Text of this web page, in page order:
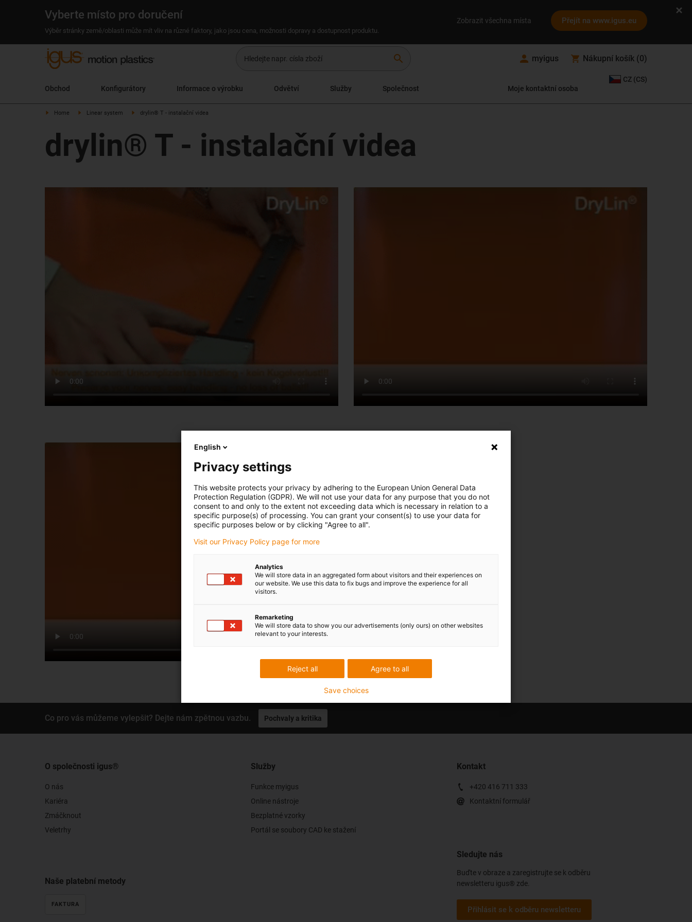
Vyberte místo pro doručení
Výběr stránky země/oblasti může mít vliv na různé faktory, jako jsou cena, možnosti dopravy a dostupnost produktu.
Zobrazit všechna místa Přejít na www.igus.eu
search myigus Nákupní košík (0)
Obchod Konfigurátory Informace o výrobku Odvětví Služby Společnost Moje kontaktní osoba
CZ (CS)
Home Linear system drylin® T - instalační videa
drylin® T - instalační videa
Co pro vás můžeme vylepšit? Dejte nám zpětnou vazbu. Pochvaly a kritika
O společnosti igus®
O nás
Kariéra
Zmáčknout
Veletrhy
Služby
Funkce myigus
Online nástroje
Bezplatné vzorky
Portál se soubory CAD ke stažení
Kontakt
+420 416 711 333
Kontaktní formulář
Naše platební metody
FAKTURA
Sledujte nás
Buďte v obraze a zaregistrujte se k odběru
newsletteru igus® zde.
Přihlásit se k odběru newsletteru
English
Privacy settings
This website protects your privacy by adhering to the European Union General Data
Protection Regulation (GDPR). We will not use your data for any purpose that you do not
consent to and only to the extent not exceeding data which is necessary in relation to a
specific purpose(s) of processing. You can grant your consent(s) to use your data for
specific purposes below or by clicking "Agree to all".
Visit our Privacy Policy page for more
Analytics
We will store data in an aggregated form about visitors and their experiences on
our website. We use this data to fix bugs and improve the experience for all
visitors.
Remarketing
We will store data to show you our advertisements (only ours) on other websites
relevant to your interests.
Agree to all
Reject all
Save choices